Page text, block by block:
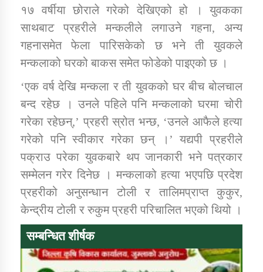
कार्यक्रम कार्यान्वयन एकाई जुम्लाको सुचना
कर्णाली प्राविधि शिक्षालय जुम्लाको सुचना
१७ वर्षीया छोराले गरेको देखिएको हो । युवकका
साथबाट प्रहरीले मन्कलीले लगाउने गहना, अन्य
गहनासमेत फेला पारिसकेको छ भने ती युवकले
मन्कलाको घरको बाकस समेत फोडेको पाइएको छ ।
‘एक वर्ष देखि मन्कला र ती युवकको घर बीच बोलचाल
बन्द रहेछ । उनले पहिले पनि मन्कलाको घरमा चोरी
गरेका रहेछन्,’ प्रहरी स्रोत भन्छ, ‘उनले आफैले हत्या
गरेको पनि स्वीकार गरेका छन् ।’ यद्यपी प्रहरीले
पक्राउ परेका युवकबारे थप जानकारी भने पत्रकार
सम्मेलन गरेर दिनेछ । मन्कलाको हत्या भएपछि प्रदेश
प्रहरीको अनुसन्धान टोली र तालिमप्राप्त कुकुर,
केन्द्रीय टोली र रुकुम प्रहरी परिचालित भएको थियो ।
सम्बन्धित शीर्षक